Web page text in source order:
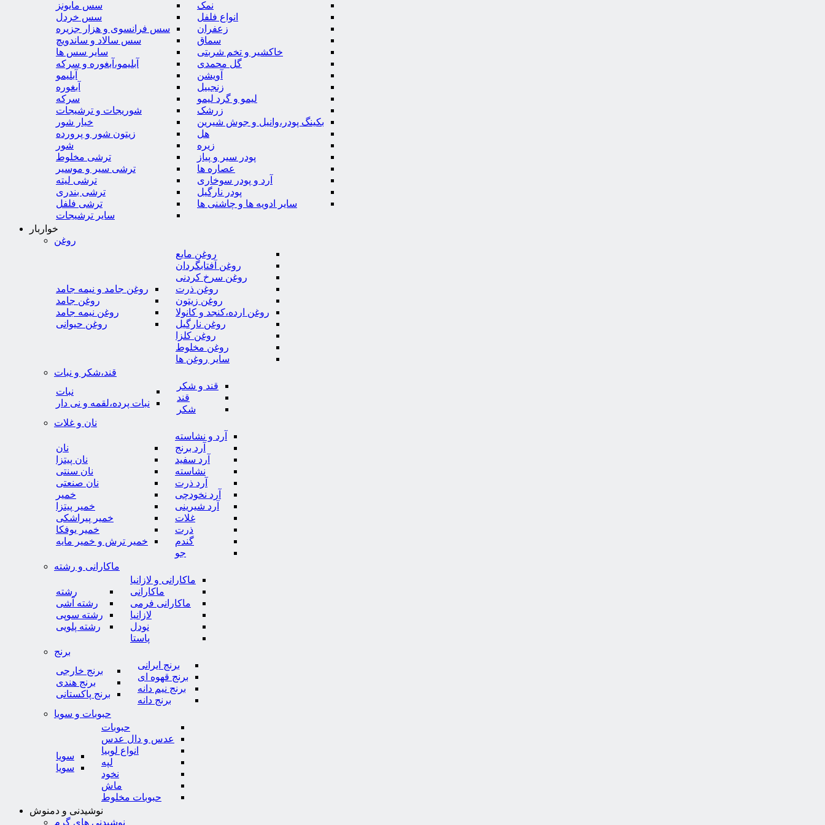
نمک
انواع فلفل
زعفران
سماق
خاکشیر و تخم شربتی
گل محمدی
آویشن
زنجبیل
لیمو و گرد لیمو
زرشک
بکینگ پودر،وانیل و جوش شیرین
هل
زیره
پودر سیر و پیاز
عصاره ها
آرد و پودر سوخاری
پودر نارگیل
سایر ادویه ها و چاشنی ها
سس مایونز
سس خردل
سس فرانسوی و هزار جزیره
سس سالاد و ساندویچ
سایر سس ها
آبلیمو،آبغوره و سرکه
آبلیمو
آبغوره
سرکه
شوریجات و ترشیجات
خیار شور
زیتون شور و پرورده
شور
ترشی مخلوط
ترشی سیر و موسیر
ترشی لیته
ترشی بندری
ترشی فلفل
سایر ترشیجات
خواربار
روغن
روغن مایع
روغن آفتابگردان
روغن سرخ کردنی
روغن ذرت
روغن زیتون
روغن ارده،کنجد و کانولا
روغن نارگیل
روغن کلزا
روغن مخلوط
سایر روغن ها
روغن جامد و نیمه جامد
روغن جامد
روغن نیمه جامد
روغن حیوانی
قند،شکر و نبات
قند و شکر
قند
شکر
نبات
نبات پرده،لقمه و نی دار
نان و غلات
آرد و نشاسته
آرد برنج
آرد سفید
نشاسته
آرد ذرت
آرد نخودچی
آرد شیرینی
غلات
ذرت
گندم
جو
نان
نان پیتزا
نان سنتی
نان صنعتی
خمیر
خمیر پیتزا
خمیر پیراشکی
خمیر یوفکا
خمیر ترش و خمیر مایه
ماکارانی و رشته
ماکارانی و لازانیا
ماکارانی
ماکارانی فرمی
لازانیا
نودل
پاستا
رشته
رشته آشی
رشته سوپی
رشته پلویی
برنج
برنج ایرانی
برنج قهوه ای
برنج نیم دانه
برنج دانه
برنج خارجی
برنج هندی
برنج پاکستانی
حبوبات و سویا
حبوبات
عدس و دال عدس
انواع لوبیا
لپه
نخود
ماش
حبوبات مخلوط
سویا
سویا
نوشیدنی و دمنوش
نوشیدنی های گرم